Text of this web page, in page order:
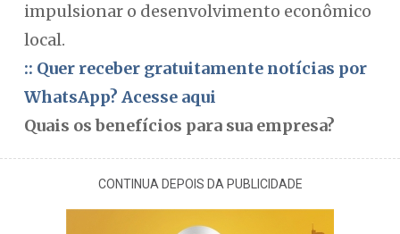
impulsionar o desenvolvimento econômico
local.
:: Quer receber gratuitamente notícias por
WhatsApp? Acesse aqui
Quais os benefícios para sua empresa?
CONTINUA DEPOIS DA PUBLICIDADE